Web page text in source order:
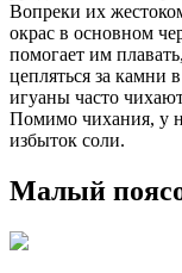
Вопреки их
окрас в основном
помогает им
цепляться за камни
игуаны часто
Помимо чихания, у
избыток соли.
Малый